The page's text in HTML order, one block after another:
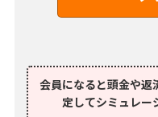
会員になると頭金や返
定してシミュレー